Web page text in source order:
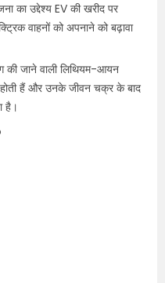
का उद्देश्य EV की खरीद पर
वाहनों को अपनाने को बढ़ावा
की जाने वाली लिथियम-आयन
होती हैं और उनके जीवन चक्र के बाद
है।